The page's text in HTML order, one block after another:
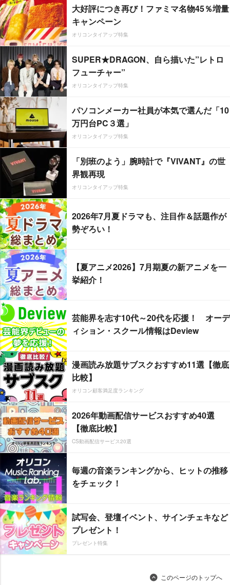
大好評につき再び！ファミマ名物45％増量
キャンペーン
オリコンタイアップ特集
SUPER★DRAGON、自ら描いた”レトロ
フューチャー”
オリコンタイアップ特集
パソコンメーカー社員が本気で選んだ「10
万円台PC３選」
オリコンタイアップ特集
「別班のよう」腕時計で『VIVANT』の世
界観再現
オリコンタイアップ特集
2026年7月夏ドラマも、注目作＆話題作が
勢ぞろい！
【夏アニメ2026】7月期夏の新アニメを一
挙紹介！
芸能界を志す10代～20代を応援！ オーデ
ィション・スクール情報はDeview
漫画読み放題サブスクおすすめ11選【徹底
比較】
オリコン顧客満足度ランキング
2026年動画配信サービスおすすめ40選
【徹底比較】
CS動画配信サービス20選
毎週の音楽ランキングから、ヒットの推移
をチェック！
試写会、登壇イベント、サインチェキなど
プレゼント！
プレゼント特集
このページのトップへ